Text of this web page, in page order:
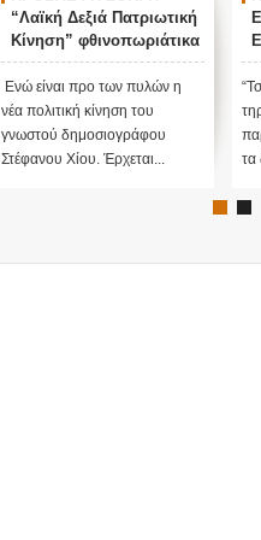
“Λαϊκή Δεξιά Πατριωτική
Κίνηση” φθινοπωριάτικα
θα εισέλθει στην βουλή
με διψήφια ποσοστά...!!!
Ενώ είναι προ των πυλών η
νέα πολιτική κίνηση του
γνωστού δημοσιογράφου
Στέφανου Χίου. Έρχεται...
τα